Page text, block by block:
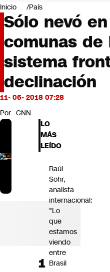
Negocios
Deportes
Programas completos
Cultura
Servicios
Bits
CNN tiempo
Futuro 360
Inicio País
Sólo nevó
comunas de
sistema
declinación
11- 06- 2018 07:28
Por CNN
LO
MÁS
LEÍDO
Raúl
Sohr,
analista
internacional:
"Lo
que
estamos
viendo
entre
Brasil